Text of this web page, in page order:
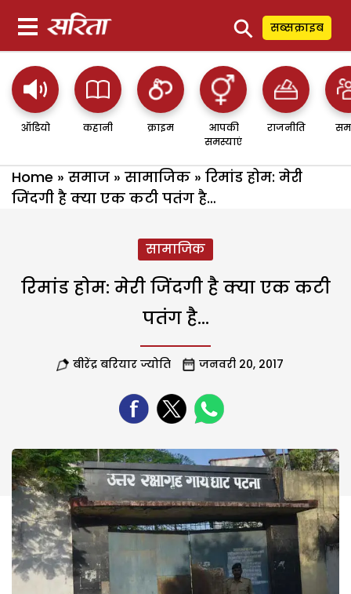
⚲ सब्सक्राइब
ऑडियो कहानी क्राइम
आपकी
समस्याएं
राजनीति
Home » समाज » सामाजिक » रिमांड होम: मेरी
जिंदगी है क्या एक कटी पतंग है…
सामाजिक
रिमांड होम: मेरी जिंदगी है क्या एक कटी
पतंग है…
बीरेंद्र बरियार ज्योति जनवरी 20, 2017